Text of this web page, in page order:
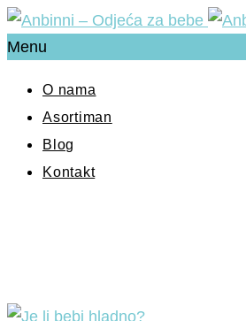
Menu
O nama
Asortiman
Blog
Kontakt